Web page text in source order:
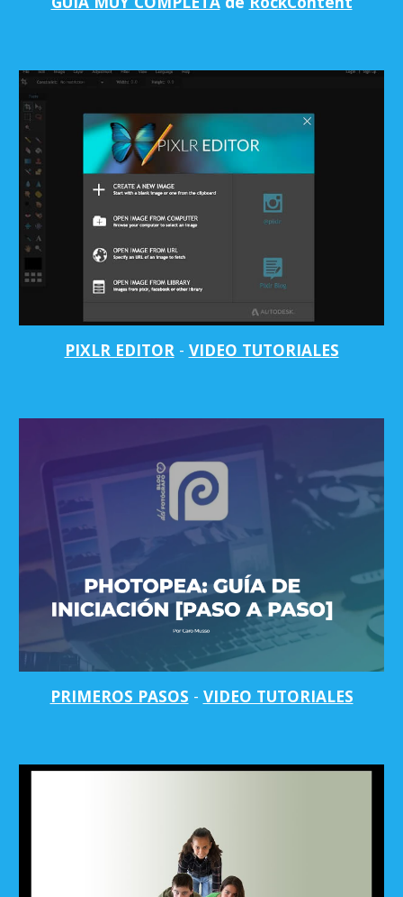
PIXLR EDITOR- VIDEO TUTORIALES
PRIMEROS PASOS - VIDEO TUTORIALES